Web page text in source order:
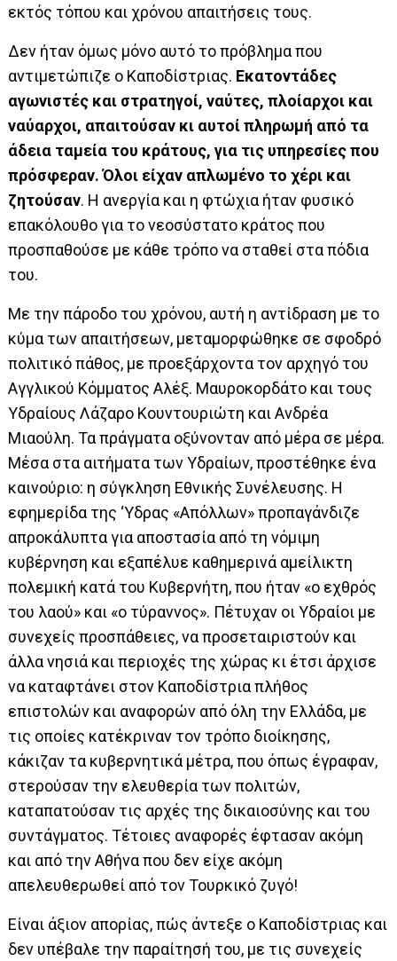
εκτός τόπου και χρόνου απαιτήσεις τους.
Δεν ήταν όμως μόνο αυτό το πρόβλημα που
αντιμετώπιζε ο Καποδίστριας. Εκατοντάδες
αγωνιστές και στρατηγοί, ναύτες, πλοίαρχοι και
ναύαρχοι, απαιτούσαν κι αυτοί πληρωμή από τα
άδεια ταμεία του κράτους, για τις υπηρεσίες που
πρόσφεραν. Όλοι είχαν απλωμένο το χέρι και
ζητούσαν. Η ανεργία και η φτώχια ήταν φυσικό
επακόλουθο για το νεοσύστατο κράτος που
προσπαθούσε με κάθε τρόπο να σταθεί στα πόδια
του.
Με την πάροδο του χρόνου, αυτή η αντίδραση με το
κύμα των απαιτήσεων, μεταμορφώθηκε σε σφοδρό
πολιτικό πάθος, με προεξάρχοντα τον αρχηγό του
Αγγλικού Κόμματος Αλέξ. Μαυροκορδάτο και τους
Υδραίους Λάζαρο Κουντουριώτη και Ανδρέα
Μιαούλη. Τα πράγματα οξύνονταν από μέρα σε μέρα.
Μέσα στα αιτήματα των Υδραίων, προστέθηκε ένα
καινούριο: η σύγκληση Εθνικής Συνέλευσης. Η
εφημερίδα της ‘Υδρας «Απόλλων» προπαγάνδιζε
απροκάλυπτα για αποστασία από τη νόμιμη
κυβέρνηση και εξαπέλυε καθημερινά αμείλικτη
πολεμική κατά του Κυβερνήτη, που ήταν «ο εχθρός
του λαού» και «ο τύραννος». Πέτυχαν οι Υδραίοι με
συνεχείς προσπάθειες, να προσεταιριστούν και
άλλα νησιά και περιοχές της χώρας κι έτσι άρχισε
να καταφτάνει στον Καποδίστρια πλήθος
επιστολών και αναφορών από όλη την Ελλάδα, με
τις οποίες κατέκριναν τον τρόπο διοίκησης,
κάκιζαν τα κυβερνητικά μέτρα, που όπως έγραφαν,
στερούσαν την ελευθερία των πολιτών,
καταπατούσαν τις αρχές της δικαιοσύνης και του
συντάγματος. Τέτοιες αναφορές έφτασαν ακόμη
και από την Αθήνα που δεν είχε ακόμη
απελευθερωθεί από τον Τουρκικό ζυγό!
Είναι άξιον απορίας, πώς άντεξε ο Καποδίστριας και
δεν υπέβαλε την παραίτησή του, με τις συνεχείς